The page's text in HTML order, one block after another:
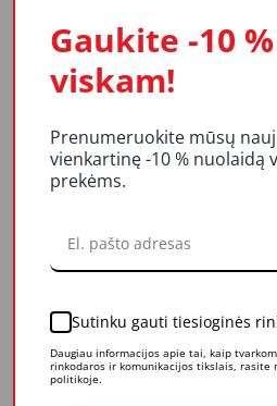
PRODUKTO
REITINGAI IR
Itin tvirta, aukščiausios kokybės
Gaukite -10
viskam!
Prenumeruokite mūsų
vienkartinę -10 % nuolaidą
prekėms.
Sutinku gauti tiesioginės
Daugiau informacijos apie tai, kaip
rinkodaros ir komunikacijos tikslais, rasite
politikoje.